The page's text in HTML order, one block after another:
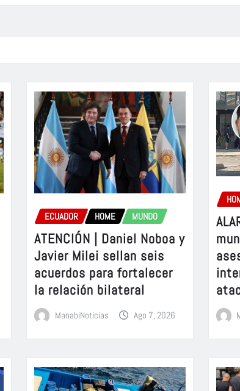
ECUADOR HOME MUNDO
ATENCIÓN | Daniel Noboa y
Javier Milei sellan seis
acuerdos para fortalecer
la relación bilateral
ManabiNoticias Ago 7, 2026